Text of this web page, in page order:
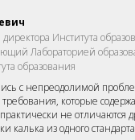
директора Института
Лабораторией
образования
с непреодолимой
требования, которые
не отличаются
калька из одного